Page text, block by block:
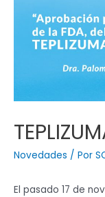
Novedades / Por
El pasado 17 de